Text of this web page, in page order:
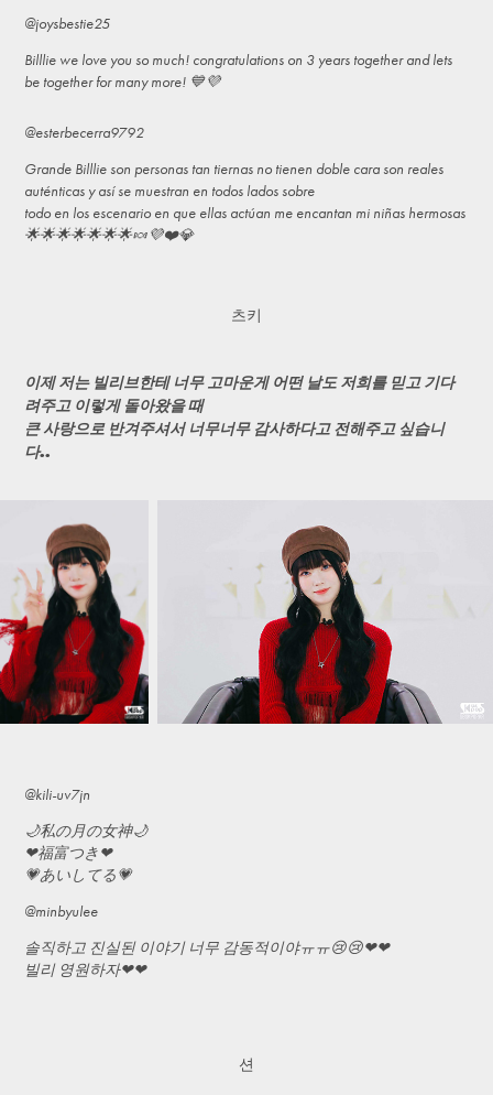
@joysbestie25
Billlie we love you so much! congratulations on 3 years together and lets
be together for many more! 💙💜
@esterbecerra9792
Grande Billlie son personas tan tiernas no tienen doble cara son reales
auténticas y así se muestran en todos lados sobre
todo en los escenario en que ellas actúan me encantan mi niñas hermosas
🌟🌟🌟🌟🌟🌟🌟🍬💜❤️💎
츠키
이제 저는 빌리브한테 너무 고마운게 어떤 날도 저희를 믿고 기다
려주고 이렇게 돌아왔을 때
큰 사랑으로 반겨주셔서 너무너무 감사하다고 전해주고 싶습니
다..
@kili-uv7jn
🌙私の月の女神🌙
❤福富つき❤
💗あいしてる💗
@minbyulee
솔직하고 진실된 이야기 너무 감동적이야ㅠㅠ😢😢❤❤
빌리 영원하자❤❤
션